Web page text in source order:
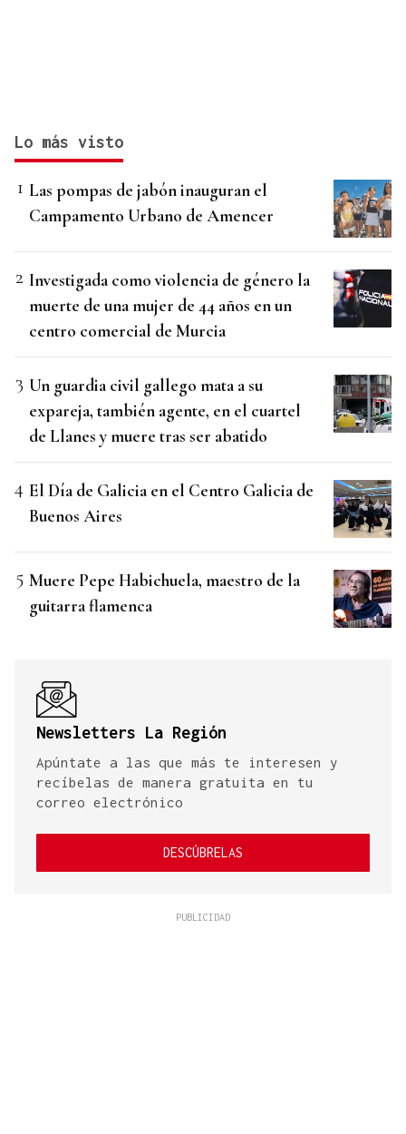
Lo más visto
Las pompas de jabón inauguran el
Campamento Urbano de Amencer
Investigada como violencia de género la
muerte de una mujer de 44 años en un
centro comercial de Murcia
Un guardia civil gallego mata a su
expareja, también agente, en el cuartel
de Llanes y muere tras ser abatido
El Día de Galicia en el Centro Galicia de
Buenos Aires
Muere Pepe Habichuela, maestro de la
guitarra flamenca
Newsletters La Región
Apúntate a las que más te interesen y
recíbelas de manera gratuita en tu
correo electrónico
DESCÚBRELAS